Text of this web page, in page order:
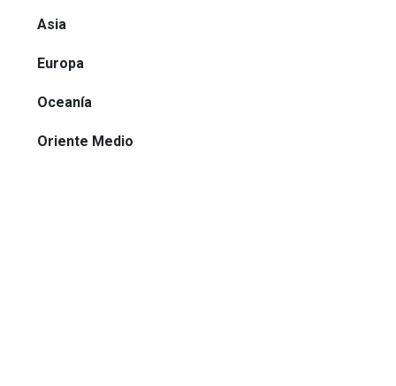
Asia
Europa
Oceanía
Oriente Medio